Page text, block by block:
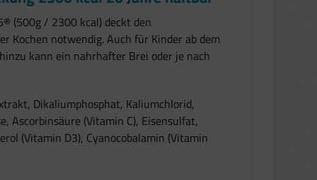
(500g / 2300 kcal) deckt den
Kochen notwendig. Auch für Kinder ab dem
kann ein nahrhafter Brei oder je nach
Dikaliumphosphat, Kaliumchlorid,
Ascorbinsäure (Vitamin C), Eisensulfat,
(Vitamin D3), Cyanocobalamin (Vitamin